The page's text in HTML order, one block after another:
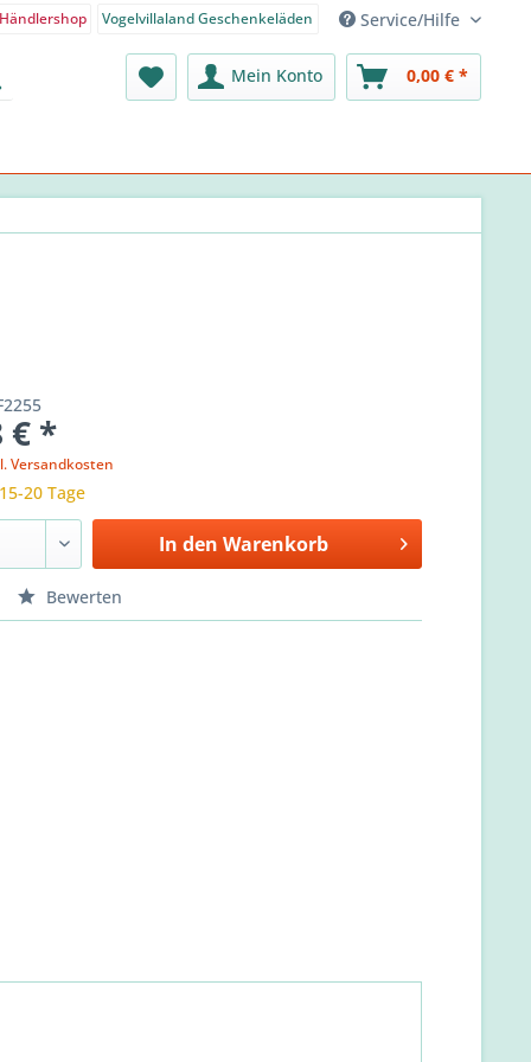
Shop - Deutsch
Händlershop Vogelvillaland Geschenkeläden Service/Hilfe
Mein Konto 0,00 € *
€ *
Versandkosten
20 Tage
In den Warenkorb
Bewerten